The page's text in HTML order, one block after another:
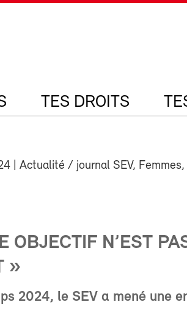
TES DROITS
| Actualité / journal SEV,
OBJECTIF N’EST
»
2024, le SEV a mené une